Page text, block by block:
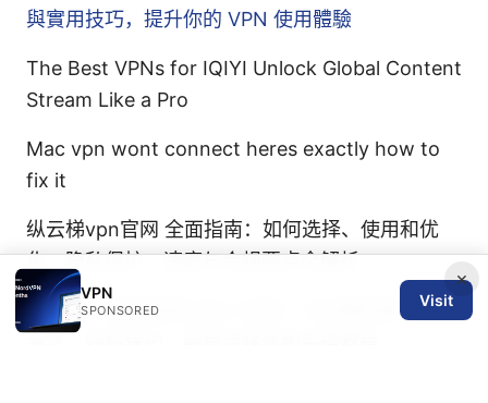
與實用技巧，提升你的 VPN 使用體驗
The Best VPNs for IQIYI Unlock Global Content
Stream Like a Pro
Mac vpn wont connect heres exactly how to
fix it
纵云梯vpn官网 全面指南：如何选择、使用和优
化，隐私保护、速度与合规要点全解析
冰岛vpn 使用指南与深入评测：冰岛服务器、速度
测试、隐私保护、解锁流媒体和实操教程
×
VPN
SPONSORED
Visit